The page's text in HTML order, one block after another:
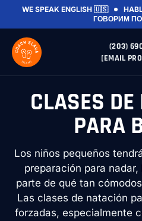
WE SPEAK ENGLISH 🇺🇸
ГОВОРИМ
(203)
[EMAIL
CLASES
PARA
Los niños pequeños
preparación para
parte de qué tan
Las clases de natación
forzadas, especialmente